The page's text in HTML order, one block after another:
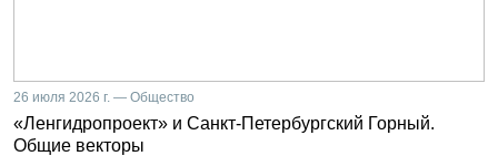
26 июля 2026 г. — Общество
«Ленгидропроект» и Санкт-Петербургский Горный.
Общие векторы